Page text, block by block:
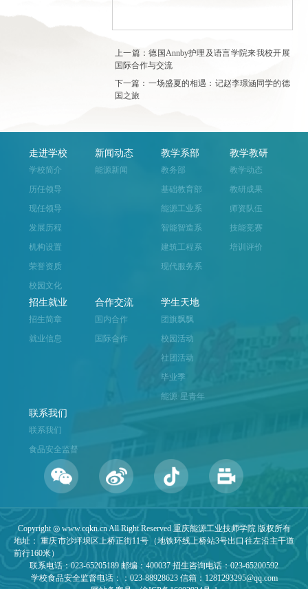
上一篇：德国Annby护理及语言学院来我校开展
国际合作与交流
下一篇：一场盛夏的相遇：记赵李璟涵同学的德
国之旅
走进学校
学校简介
历任领导
现任领导
发展历程
机构设置
荣誉资质
校园文化
新闻动态
能源新闻
教学系部
教务部
基础教育部
能源工业系
智能智造系
建筑工程系
现代服务系
教学教研
教学动态
教研成果
师资队伍
技能竞赛
培训评价
招生就业
招生简章
就业信息
合作交流
国内合作
国际合作
学生天地
团旗飘飘
校园活动
社团活动
毕业季
能源·星青年
联系我们
联系我们
食品安全监督
Copyright ◎ www.cqkn.cn All Right Reserved 重庆能源工业技师学院 版权所有
地址： 重庆市沙坪坝区上桥正街11号（地铁环线上桥站3号出口往左沿主干道
前行160米）
联系电话：023-65205189 邮编：400037 招生咨询电话：023-65200592
学校食品安全监督电话：：023-88928623 信箱：1281293295@qq.com